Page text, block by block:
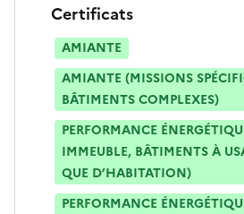
Certificats
AMIANTE
AMIANTE (MISSIONS
BÂTIMENTS COMPLEXES)
PERFORMANCE
IMMEUBLE, BÂTIMENTS À
QUE D’HABITATION)
PERFORMANCE